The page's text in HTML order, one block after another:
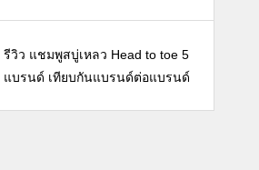
รีวิว แชมพูสบู่เหลว Head to toe 5
แบรนด์ เทียบกันแบรนด์ต่อแบรนด์